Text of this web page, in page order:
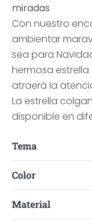
miradas
Con nuestro
ambientar
sea para
hermosa
atraerá la
La estrella
disponible en
Tema
Color
Material